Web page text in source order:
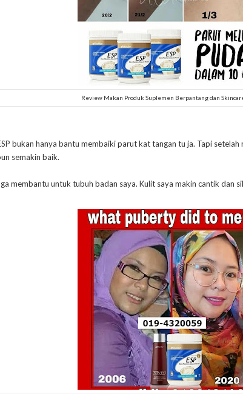
Review Makan Produk Suplemen Berpantang dan
bukan hanya bantu membaiki parut kat tangan tu ja. Tapi
semakin baik.
membantu untuk tubuh badan saya. Kulit saya makin cantik dan